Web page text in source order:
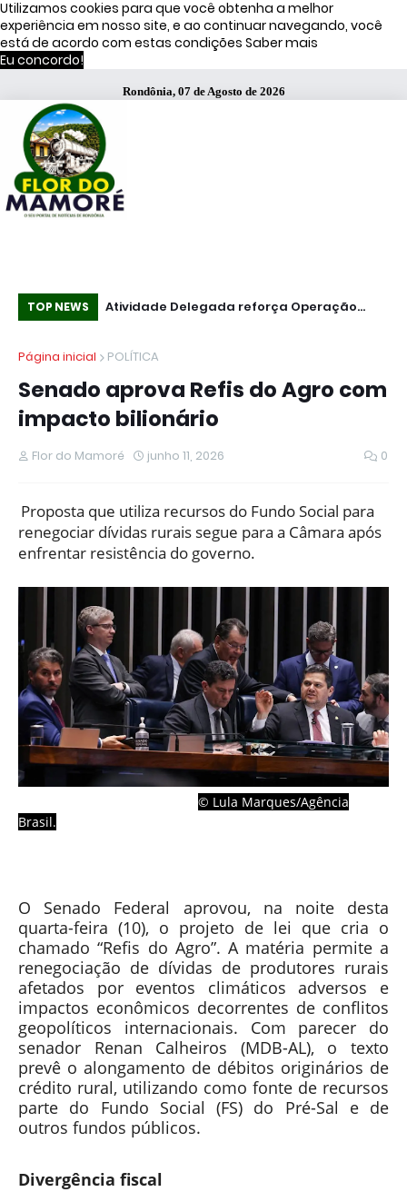
Utilizamos cookies para que você obtenha a melhor
experiência em nosso site, e ao continuar navegando, você
está de acordo com estas condições Saber mais
Eu concordo!
Rondônia, 07 de Agosto de 2026
TOP NEWS
de Moraes
Atividade Delegada reforça Operação
Página inicial
POLÍTICA
Senado aprova Refis do Agro com
impacto bilionário
Flor do Mamoré junho 11, 2026 0
Proposta que utiliza recursos do Fundo Social para
renegociar dívidas rurais segue para a Câmara após
enfrentar resistência do governo.
© Lula Marques/Agência
Brasil.
O Senado Federal aprovou, na noite desta
quarta-feira (10), o projeto de lei que cria o
chamado “Refis do Agro”. A matéria permite a
renegociação de dívidas de produtores rurais
afetados por eventos climáticos adversos e
impactos econômicos decorrentes de conflitos
geopolíticos internacionais. Com parecer do
senador Renan Calheiros (MDB-AL), o texto
prevê o alongamento de débitos originários de
crédito rural, utilizando como fonte de recursos
parte do Fundo Social (FS) do Pré-Sal e de
outros fundos públicos.
Divergência fiscal